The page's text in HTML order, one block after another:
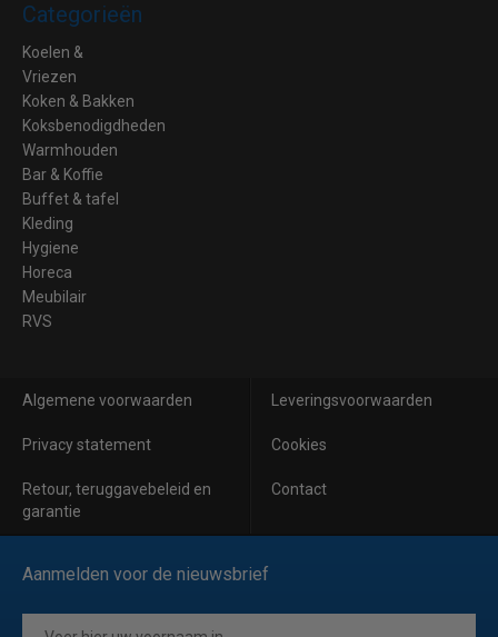
Categorieën
Koelen &
Vriezen
Koken & Bakken
Koksbenodigdheden
Warmhouden
Bar & Koffie
Buffet & tafel
Kleding
Hygiene
Horeca
Meubilair
RVS
Algemene voorwaarden Leveringsvoorwaarden
Privacy statement Cookies
Retour, teruggavebeleid en
garantie
Contact
Aanmelden voor de nieuwsbrief